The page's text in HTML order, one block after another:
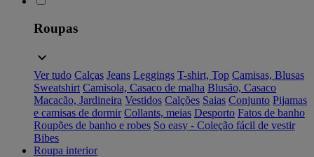
Roupas
Ver tudo Calças Jeans Leggings T-shirt, Top Camisas, Blusas
Sweatshirt Camisola, Casaco de malha Blusão, Casaco
Macacão, Jardineira Vestidos Calções Saias Conjunto Pijamas
e camisas de dormir Collants, meias Desporto Fatos de banho
Roupões de banho e robes So easy - Coleção fácil de vestir
Bibes
Roupa interior